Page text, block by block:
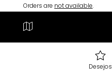
Orders are not available.
Desejos